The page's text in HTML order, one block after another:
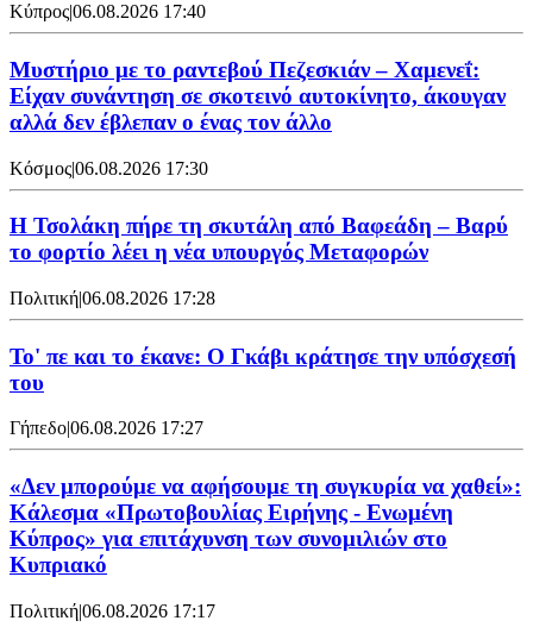
Κύπρος|06.08.2026 17:40
Μυστήριο με το ραντεβού Πεζεσκιάν – Χαμενεΐ:
Είχαν συνάντηση σε σκοτεινό αυτοκίνητο, άκουγαν
αλλά δεν έβλεπαν ο ένας τον άλλο
Κόσμος|06.08.2026 17:30
Η Τσολάκη πήρε τη σκυτάλη από Βαφεάδη – Βαρύ
το φορτίο λέει η νέα υπουργός Μεταφορών
Πολιτική|06.08.2026 17:28
Το' πε και το έκανε: Ο Γκάβι κράτησε την υπόσχεσή
του
Γήπεδο|06.08.2026 17:27
«Δεν μπορούμε να αφήσουμε τη συγκυρία να χαθεί»:
Κάλεσμα «Πρωτοβουλίας Ειρήνης - Ενωμένη
Κύπρος» για επιτάχυνση των συνομιλιών στο
Κυπριακό
Πολιτική|06.08.2026 17:17